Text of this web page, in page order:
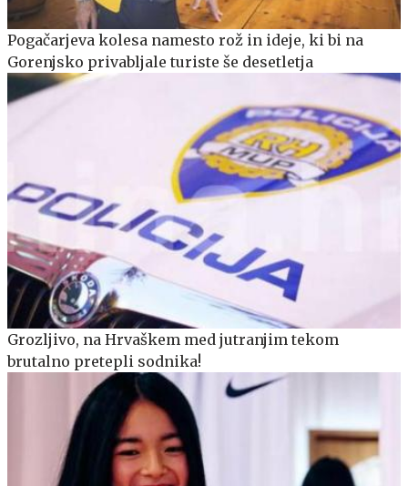
Pogačarjeva kolesa namesto rož in ideje, ki bi na
Gorenjsko privabljale turiste še desetletja
Grozljivo, na Hrvaškem med jutranjim tekom
brutalno pretepli sodnika!